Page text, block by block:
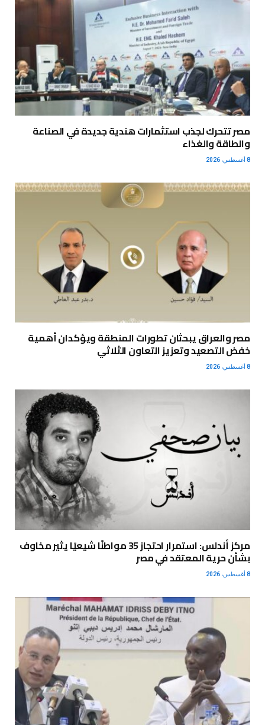
مصر تتحرك لجذب استثمارات هندية جديدة في الصناعة
والطاقة والغذاء
8 أغسطس، 2026
مصر والعراق يبحثان تطورات المنطقة ويؤكدان أهمية
خفض التصعيد وتعزيز التعاون الثلاثي
8 أغسطس، 2026
مركز أندلس: استمرار احتجاز 35 مواطنًا شيعيًا يثير مخاوف
بشأن حرية المعتقد في مصر
8 أغسطس، 2026